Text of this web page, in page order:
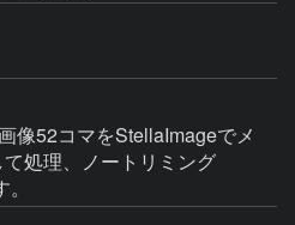
像52コマをStellaImageでメ
処理、ノートリミング